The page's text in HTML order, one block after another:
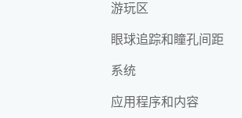
游玩区
眼球追踪和瞳孔间距
系统
应用程序和内容